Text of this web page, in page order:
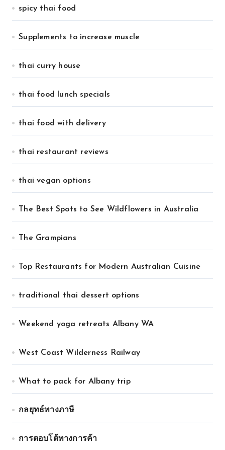
spicy thai food
Supplements to increase muscle
thai curry house
thai food lunch specials
thai food with delivery
thai restaurant reviews
thai vegan options
The Best Spots to See Wildflowers in Australia
The Grampians
Top Restaurants for Modern Australian Cuisine
traditional thai dessert options
Weekend yoga retreats Albany WA
West Coast Wilderness Railway
What to pack for Albany trip
กลยุทธ์ทางภาษี
การตอบโต้ทางการค้า